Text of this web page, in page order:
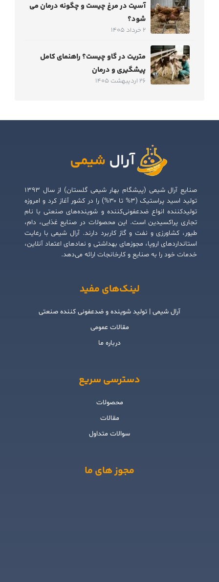
آسیت در مرغ چیست و چگونه درمان می
شود؟
2 خرداد 1405
متریت در گاو چیست؟ راهنمای کامل
پیشگیری و درمان
26 اردیبهشت 1405
صنایع آرال شیمی (پیشگام بهار شیمی گلستان) از سال ۱۳۹۳
تولید اسید پراستیک (۳% تا ۳۰%) را در کشور آغاز کرد و امروزه
تولیدکننده انواع ضدعفونی‌کننده و شوینده‌های صنعتی با نام
تجاری پراکسیدین است. این محصولات در صنایع غذایی، دام،
طیور، کشاورزی و نفت و گاز کاربرد دارند. آرال شیمی با رعایت
استانداردهای اروپا، مجوزهای بهداشتی و نمادهای اعتماد آنلاین،
خدمات خود را به صنایع و کارخانجات ارائه می‌دهد.
لینک‌های مفید
آرال شیمی | تولید شوینده و ضدعفونی کننده صنعتی
مقالات عمومی
درباره ما
دسترسی سریع
محصولات
مقالات
سوالات متداول
مجوز های ما